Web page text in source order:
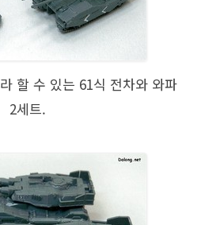
할 수 있는 61식 전차와 와파
2세트.